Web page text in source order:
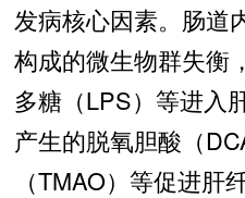
发病核心因素。肠道
构成的微生物群失衡
多糖（LPS）等进入
产生的脱氧胆酸（
（TMAO）等促进肝